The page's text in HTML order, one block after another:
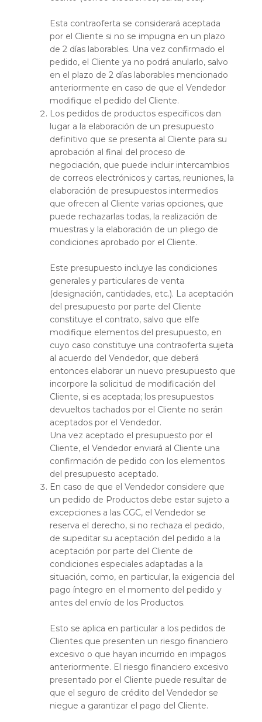
Esta contraoferta se considerará aceptada
por el Cliente si no se impugna en un plazo
de 2 días laborables. Una vez confirmado el
pedido, el Cliente ya no podrá anularlo, salvo
en el plazo de 2 días laborables mencionado
anteriormente en caso de que el Vendedor
modifique el pedido del Cliente.
Los pedidos de productos específicos dan
lugar a la elaboración de un presupuesto
definitivo que se presenta al Cliente para su
aprobación al final del proceso de
negociación, que puede incluir intercambios
de correos electrónicos y cartas, reuniones, la
elaboración de presupuestos intermedios
que ofrecen al Cliente varias opciones, que
puede rechazarlas todas, la realización de
muestras y la elaboración de un pliego de
condiciones aprobado por el Cliente.
Este presupuesto incluye las condiciones
generales y particulares de venta
(designación, cantidades, etc.). La aceptación
del presupuesto por parte del Cliente
constituye el contrato, salvo que elfe
modifique elementos del presupuesto, en
cuyo caso constituye una contraoferta sujeta
al acuerdo del Vendedor, que deberá
entonces elaborar un nuevo presupuesto que
incorpore la solicitud de modificación del
Cliente, si es aceptada; los presupuestos
devueltos tachados por el Cliente no serán
aceptados por el Vendedor.
Una vez aceptado el presupuesto por el
Cliente, el Vendedor enviará al Cliente una
confirmación de pedido con los elementos
del presupuesto aceptado.
En caso de que el Vendedor considere que
un pedido de Productos debe estar sujeto a
excepciones a las CGC, el Vendedor se
reserva el derecho, si no rechaza el pedido,
de supeditar su aceptación del pedido a la
aceptación por parte del Cliente de
condiciones especiales adaptadas a la
situación, como, en particular, la exigencia del
pago íntegro en el momento del pedido y
antes del envío de los Productos.
Esto se aplica en particular a los pedidos de
Clientes que presenten un riesgo financiero
excesivo o que hayan incurrido en impagos
anteriormente. El riesgo financiero excesivo
presentado por el Cliente puede resultar de
que el seguro de crédito del Vendedor se
niegue a garantizar el pago del Cliente.